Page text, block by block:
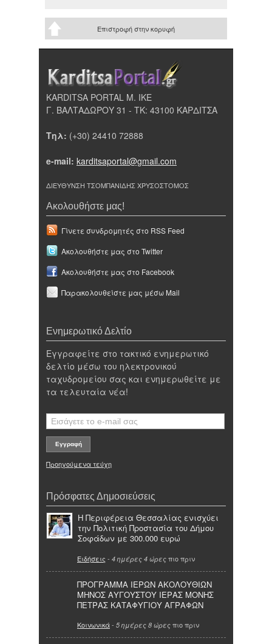
Επιστροφή στην κορυφή
KARDITSA PORTAL Μ. ΙΚΕ
Γ. ΒΑΛΤΑΔΩΡΟΥ 31 - ΤΚ: 43100 ΚΑΡΔΙΤΣΑ
Τηλ: (+30) 24410 72888
e-mail: karditsaportal@gmail.com
ΔΙΕΥΘΥΝΣΗ ΤΣΟΜΠΑΝΙΔΗΣ ΧΡΥΣΟΣΤΟΜΟΣ
Ακολουθήστε μας!
Γίνετε συνδρομητές στο RSS Feed
Ακολουθήστε μας στο Twitter
Ακολουθήστε μας στο Facebook
Παρακολουθείστε μας μέσω Mail
Ενημερωτικό Δελτίο
Εγγραφείτε στο τακτικό ενημερωτικό
δελτίο μέσω του ηλεκτρονικού
ταχυδρομείου σας και ενημερωθείτε με
τα τελευταία νέα!
Προηγούμενα τεύχη
Πρόσφατες Δημοσιεύσεις
Η Περιφέρεια Θεσσαλίας ενισχύει
την Πολιτική Προστασία του Δήμου
Σοφάδων με 300.000 ευρώ
Ειδήσεις - 4 ημέρες 4 ώρες πιο πριν
ΠΡΟΓΡΑΜΜΑ ΙΕΡΩΝ ΑΚΟΛΟΥΘΙΩΝ
ΜΗΝΟΣ ΑΥΓΟΥΣΤΟΥ ΙΕΡΑΣ ΜΟΝΗΣ
ΠΕΤΡΑΣ ΚΑΤΑΦΥΓΙΟΥ ΑΓΡΑΦΩΝ
Κοινωνικά- 5 ημέρες 8 ώρες πιο πριν